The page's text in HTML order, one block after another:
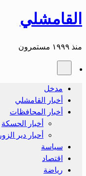
القامشلي
منذ ١٩٩٩ مستمرون
مدخل
أخبار القامشلي
أخبار المحافظات
أخبار الحسكة
أحبار دير الزور
سياسة
اقتصاد
رياضة